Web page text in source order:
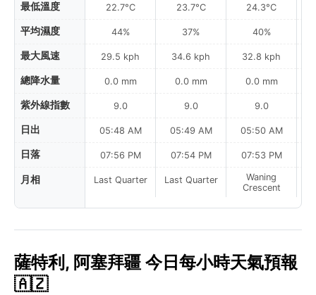
最低溫度
平均濕度
最大風速
總降水量
紫外線指數
日出
日落
月相
22.7°C
44%
29.5 kph
0.0 mm
9.0
05:48 AM
07:56 PM
Last Quarter
23.7°C
37%
34.6 kph
0.0 mm
9.0
05:49 AM
07:54 PM
Last Quarter
24.3°C
40%
32.8 kph
0.0 mm
9.0
05:50 AM
07:53 PM
Waning
Crescent
薩特利, 阿塞拜疆 今日每小時天氣預報
🇦🇿